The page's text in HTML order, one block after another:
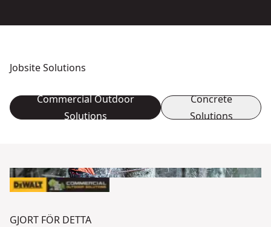
Jobsite Solutions
Commercial Outdoor
Solutions
Concrete
Solutions
GJORT FÖR DETTA